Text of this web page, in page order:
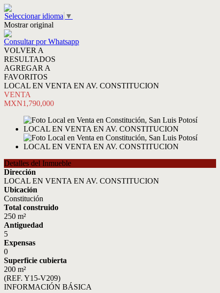
Seleccionar idioma ▼
Mostrar original
Consultar por Whatsapp
VOLVER A
RESULTADOS
AGREGAR A
FAVORITOS
LOCAL EN VENTA EN AV. CONSTITUCION
VENTA
MXN1,790,000
Detalles del Inmueble
Dirección
LOCAL EN VENTA EN AV. CONSTITUCION
Ubicación
Constitución
Total construido
250 m²
Antiguedad
5
Expensas
0
Superficie cubierta
200 m²
(REF. Y15-V209)
INFORMACIÓN BÁSICA